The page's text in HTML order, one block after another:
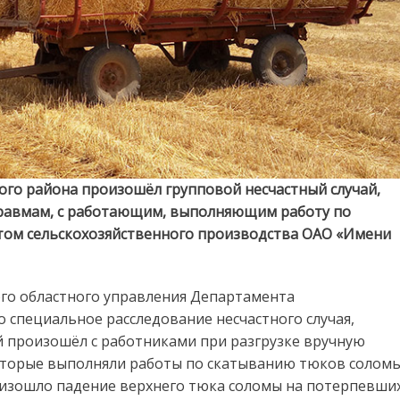
района произошёл групповой несчастный случай,
с работающим, выполняющим работу по
сельскохозяйственного производства ОАО «Имени
областного управления Департамента
расследование несчастного случая,
с работниками при разгрузке вручную
выполняли работы по скатыванию тюков
падение верхнего тюка соломы на